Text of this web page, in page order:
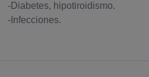
-Diabetes, hipotiroidismo.
-Infecciones.